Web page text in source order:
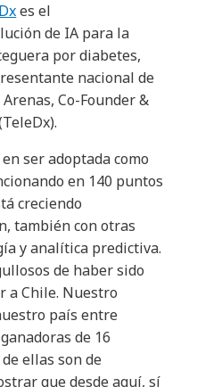
es el
de IA para la
por diabetes,
nacional de
Co-Founder &
ser adoptada como
en 140 puntos
creciendo
también con otras
y analítica predictiva.
de haber sido
a Chile. Nuestro
país entre
de 16
ellas son de
que desde aquí, sí